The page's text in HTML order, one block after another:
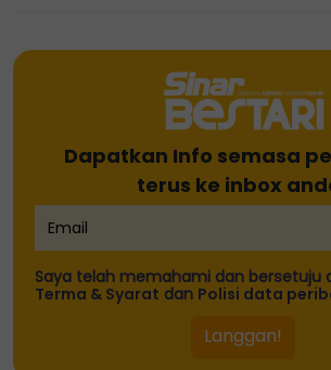
Dapatkan Info semasa
terus ke inbox
Saya telah memahami dan bersetuju
Terma & Syarat dan Polisi data